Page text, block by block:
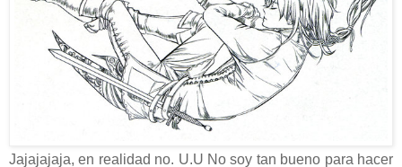
Jajajajaja, en realidad no. U.U No soy tan bueno para hacer